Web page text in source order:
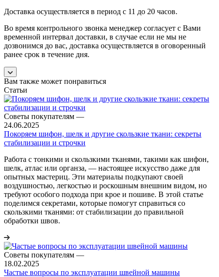
Доставка осуществляется в период с 11 до 20 часов.
Во время контрольного звонка менеджер согласует с Вами
временной интервал доставки, в случае если не мы не
дозвонимся до вас, доставка осуществляется в оговоренный
ранее срок в течение дня.
Вам также может понравиться
Статьи
Советы покупателям —
24.06.2025
Покоряем шифон, шелк и другие скользкие ткани: секреты
стабилизации и строчки
Работа с тонкими и скользкими тканями, такими как шифон,
шелк, атлас или органза, — настоящее искусство даже для
опытных мастериц. Эти материалы подкупают своей
воздушностью, легкостью и роскошным внешним видом, но
требуют особого подхода при крое и пошиве. В этой статье
поделимся секретами, которые помогут справиться со
скользкими тканями: от стабилизации до правильной
обработки швов.
Советы покупателям —
18.02.2025
Частые вопросы по эксплуатации швейной машины